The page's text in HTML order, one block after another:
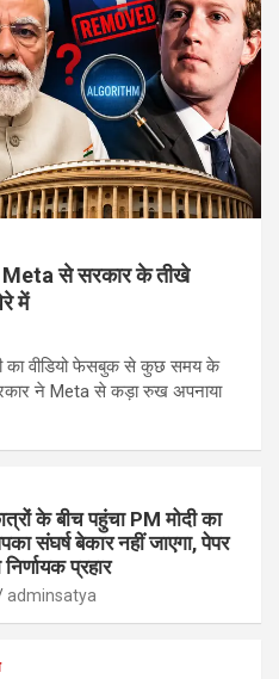
Meta से सरकार के तीखे
में
का वीडियो फेसबुक से कुछ समय के
ने Meta से कड़ा रुख अपनाया
के बीच पहुंचा PM मोदी का
संघर्ष बेकार नहीं जाएगा, पेपर
निर्णायक प्रहार
adminsatya